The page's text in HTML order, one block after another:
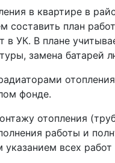
в квартире в
составить план
в УК. В плане
замена батарей
фонде.
отопления
работы и
указанием всех